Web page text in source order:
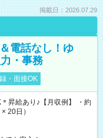
掲載日：2026.07.29
電話なし！ゆ
・事務
・面接OK
昇給あり♪【月収例】 ・約
20日）